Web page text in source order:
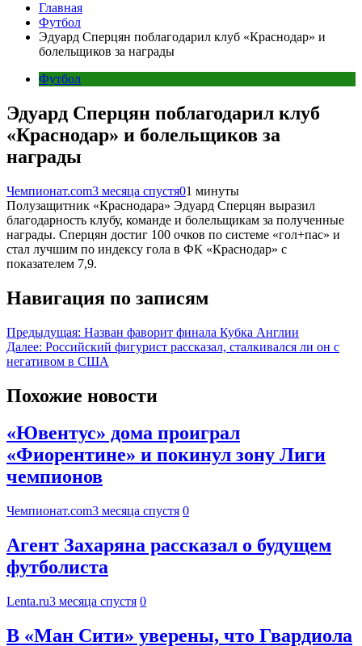
Главная
Футбол
Эдуард Сперцян поблагодарил клуб «Краснодар» и
болельщиков за награды
Футбол
Эдуард Сперцян поблагодарил клуб
«Краснодар» и болельщиков за
награды
Чемпионат.com3 месяца спустя01 минуты
Полузащитник «Краснодара» Эдуард Сперцян выразил
благодарность клубу, команде и болельщикам за полученные
награды. Сперцян достиг 100 очков по системе «гол+пас» и
стал лучшим по индексу гола в ФК «Краснодар» с
показателем 7,9.
Навигация по записям
Предыдущая: Назван фаворит финала Кубка Англии
Далее: Российский фигурист рассказал, сталкивался ли он с
негативом в США
Похожие новости
«Ювентус» дома проиграл
«Фиорентине» и покинул зону Лиги
чемпионов
Чемпионат.com3 месяца спустя 0
Агент Захаряна рассказал о будущем
футболиста
Lenta.ru3 месяца спустя 0
В «Ман Сити» уверены, что Гвардиола